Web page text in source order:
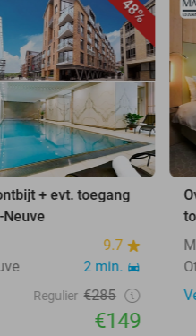
48%
+ evt. toegang
9.7
2 min.
Regulier €285
€149